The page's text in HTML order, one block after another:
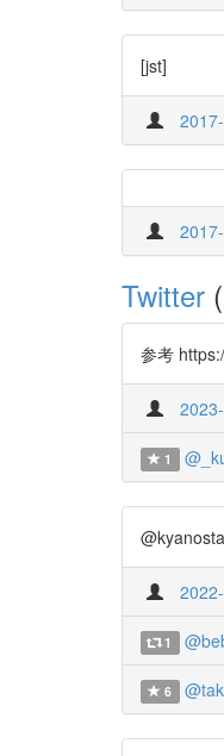
[jst]
Twitter
参考
1
1
6